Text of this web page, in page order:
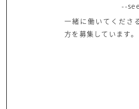
--
一緒に働いてくださ
方を募集しています。